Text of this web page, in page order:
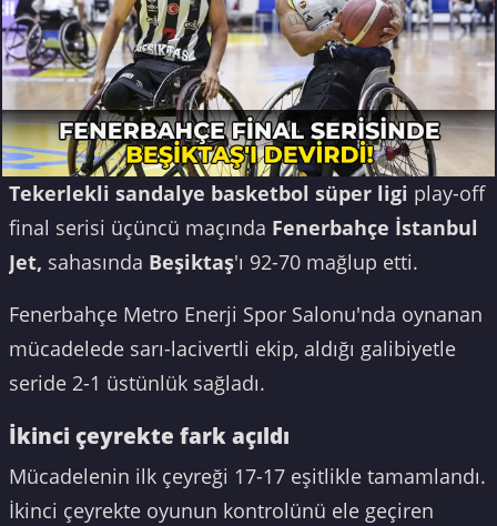
Tekerlekli sandalye basketbol süper ligi play-off
final serisi üçüncü maçında Fenerbahçe İstanbul
Jet, sahasında Beşiktaş'ı 92-70 mağlup etti.
Fenerbahçe Metro Enerji Spor Salonu'nda oynanan
mücadelede sarı-lacivertli ekip, aldığı galibiyetle
seride 2-1 üstünlük sağladı.
İkinci çeyrekte fark açıldı
Mücadelenin ilk çeyreği 17-17 eşitlikle tamamlandı.
İkinci çeyrekte oyunun kontrolünü ele geçiren